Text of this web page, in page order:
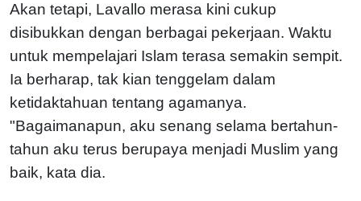
Akan tetapi, Lavallo merasa kini cukup
disibukkan dengan berbagai pekerjaan. Waktu
untuk mempelajari Islam terasa semakin sempit.
Ia berharap, tak kian tenggelam dalam
ketidaktahuan tentang agamanya.
"Bagaimanapun, aku senang selama bertahun-
tahun aku terus berupaya menjadi Muslim yang
baik, kata dia.